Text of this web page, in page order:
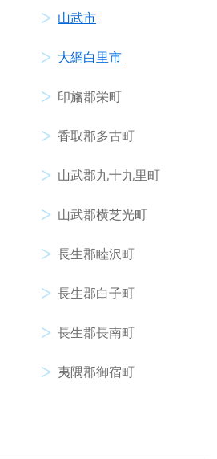
山武市
大網白里市
印旛郡栄町
香取郡多古町
山武郡九十九里町
山武郡横芝光町
長生郡睦沢町
長生郡白子町
長生郡長南町
夷隅郡御宿町